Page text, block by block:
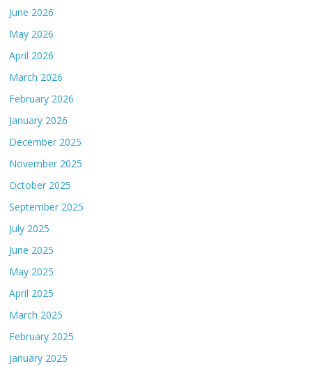
June 2026
May 2026
April 2026
March 2026
February 2026
January 2026
December 2025
November 2025
October 2025
September 2025
July 2025
June 2025
May 2025
April 2025
March 2025
February 2025
January 2025